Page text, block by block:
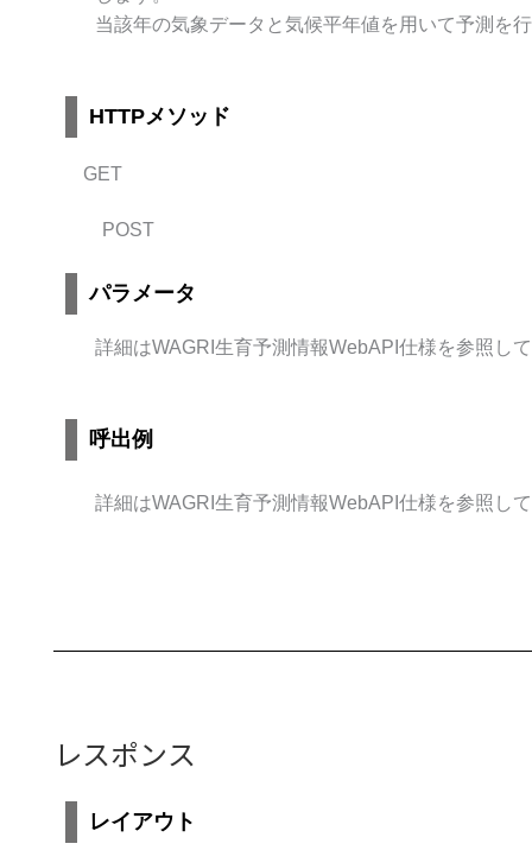
当該年の気象データと気候平年値を用いて予測を
HTTPメソッド
GET
POST
パラメータ
詳細はWAGRI生育予測情報WebAPI仕様を参照し
呼出例
詳細はWAGRI生育予測情報WebAPI仕様を参照し
レスポンス
レイアウト